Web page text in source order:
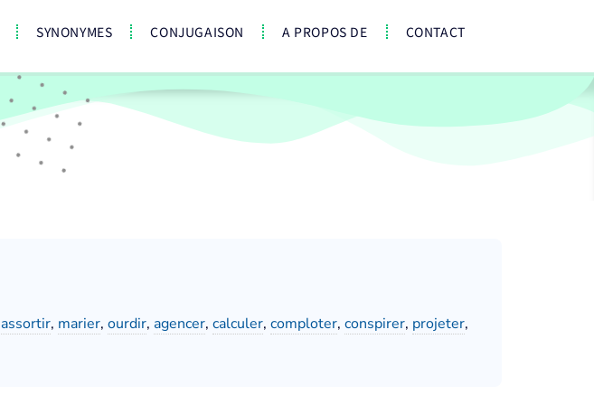
SYNONYMES CONJUGAISON A PROPOS DE CONTACT
assortir, marier, ourdir, agencer, calculer, comploter, conspirer, projeter,